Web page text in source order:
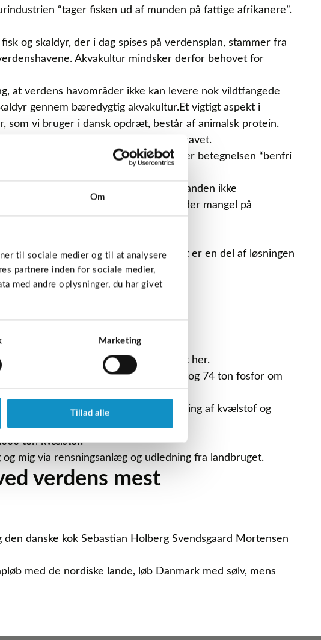
Om
til sociale medier og til at analysere
partnere inden for sociale medier,
med andre oplysninger, du har givet
Marketing
Tillad alle
“tager fisken ud af munden på fattige afrikanere”.
og skaldyr, der i dag spises på verdensplan, stammer fra
Akvakultur mindsker derfor behovet for
at verdens havområder ikke kan levere nok vildtfangede
gennem bæredygtig akvakultur.Et vigtigt aspekt i
som vi bruger i dansk opdræt, består af animalsk protein.
Nordnorge til Middelhavet og Sortehavet.
men også som halvkonserves under betegnelsen “benfri
fiskeri sikres det, at bestanden ikke
som fødekilde, ikke lider under mangel på
Dansk skaldyr- og fiskeopdræt er en del af løsningen
over.
der er hoved og hale i det? Få svaret her.
samlet set udledt 894 ton kvælstof og 74 ton fosfor om
er det vigtigt at bemærke, at udledning af kvælstof og
ton kvælstof.
mig via rensningsanlæg og udledning fra landbruget.
verdens mest
danske kok Sebastian Holberg Svendsgaard Mortensen
med de nordiske lande, løb Danmark med sølv, mens